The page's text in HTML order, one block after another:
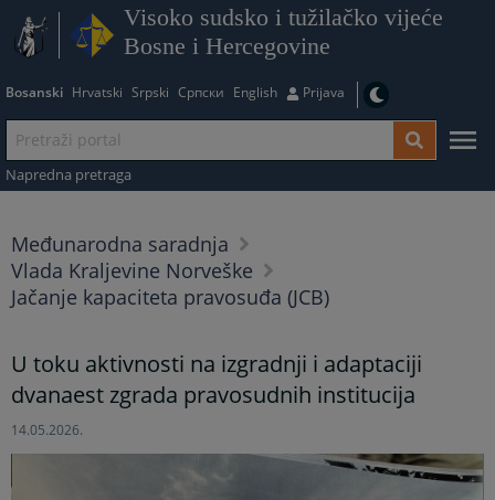
Visoko sudsko i tužilačko vijeće
Bosne i Hercegovine
Bosanski Hrvatski Srpski Српски English Prijava
Napredna pretraga
Međunarodna saradnja
Vlada Kraljevine Norveške
Jačanje kapaciteta pravosuđa (JCB)
U toku aktivnosti na izgradnji i adaptaciji
dvanaest zgrada pravosudnih institucija
14.05.2026.